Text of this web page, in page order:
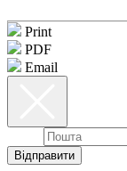
Print
PDF
Email
Відправити